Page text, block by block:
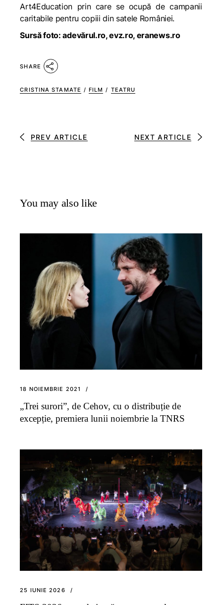
Art4Education prin care se ocupă de campanii
caritabile pentru copiii din satele României.
Sursă foto: adevărul.ro, evz.ro, eranews.ro
SHARE
CRISTINA STAMATE / FILM / TEATRU
PREV ARTICLE NEXT ARTICLE
You may also like
18 NOIEMBRIE 2021
„Trei surori”, de Cehov, cu o distribuție de
excepție, premiera lunii noiembrie la TNRS
25 IUNIE 2026